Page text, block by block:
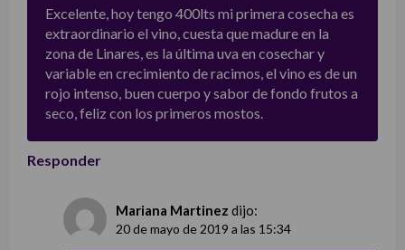
Excelente, hoy tengo 400lts mi primera cosecha es
extraordinario el vino, cuesta que madure en la
zona de Linares, es la última uva en cosechar y
variable en crecimiento de racimos, el vino es de un
rojo intenso, buen cuerpo y sabor de fondo frutos a
seco, feliz con los primeros mostos.
Responder
Mariana Martinez dijo:
20 de mayo de 2019 a las 15:34